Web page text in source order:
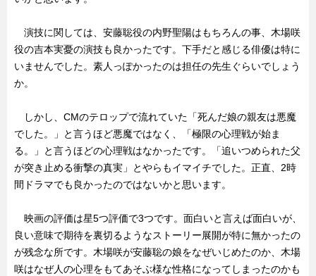
演技に関しては、安藤聡役の内野聖陽はもちろんの事、木場咲
役の吉本実憂の演技も良かったです。下手だと感じる俳優は特に
いませんでした。素人っぽかったのは担任の先生ぐらいでしょう
か。
しかし、CMのテロップで流れていた「死んだ娘の親友は悪魔
でした。」と言うほど悪魔ではなく、「極限の心理戦が始ま
る。」と言うほどの心理戦はなかったです。「追いつめられた父
が突き止める衝撃の真実」とやらもイマイチでした。正直、2時
間ドラマでも良かったのではないかと思います。
映画の評価は星5つ評価で3つです。面白いと言えば面白いが、
良い意味で期待を裏切るようなストーリー展開が特に無かったの
が残念な所です。木場咲が安藤聡の娘をなぜいじめたのか、木場
咲はなぜ人の心理をもてあそぶ様な性格になってしまったのかも